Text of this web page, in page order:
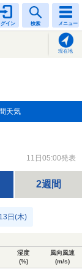
グイン 検索 メニュー
現在地
天気
11日05:00発表
2週間
日(木)
湿度
(%)
風向風速
(m/s)